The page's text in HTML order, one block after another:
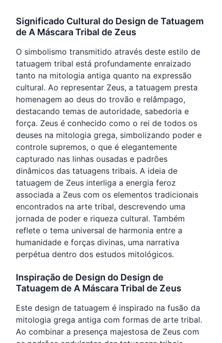
Significado Cultural do Design de Tatuagem
de A Máscara Tribal de Zeus
O simbolismo transmitido através deste estilo de
tatuagem tribal está profundamente enraizado
tanto na mitologia antiga quanto na expressão
cultural. Ao representar Zeus, a tatuagem presta
homenagem ao deus do trovão e relâmpago,
destacando temas de autoridade, sabedoria e
força. Zeus é conhecido como o rei de todos os
deuses na mitologia grega, simbolizando poder e
controle supremos, o que é elegantemente
capturado nas linhas ousadas e padrões
dinâmicos das tatuagens tribais. A ideia de
tatuagem de Zeus interliga a energia feroz
associada a Zeus com os elementos tradicionais
encontrados na arte tribal, descrevendo uma
jornada de poder e riqueza cultural. Também
reflete o tema universal de harmonia entre a
humanidade e forças divinas, uma narrativa
perpétua dentro dos estudos mitológicos.
Inspiração de Design do Design de
Tatuagem de A Máscara Tribal de Zeus
Este design de tatuagem é inspirado na fusão da
mitologia grega antiga com formas de arte tribal.
Ao combinar a presença majestosa de Zeus com